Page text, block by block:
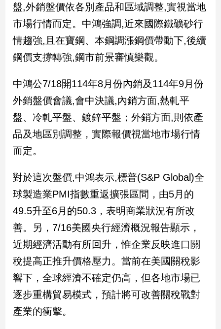
政
焦
點
品
觀
民
國
會
焦
點
觀
點
兩
國
際
社
會/
地
冠
盤,外銷盤價依各別產品和區域調整,實視當地
市場行情而定。中鴻強調,近來國際鐵礦砂行
情趨強,且在寶鋼、本鋼調漲鋼價帶動下,後續
鋼價支撐轉強,鋼市前景審慎樂觀。
中鴻公7/18開114年8月份內銷及114年9月份
外銷盤價會議,會中決議,內銷方面,熱軋平
盤、冷軋平盤、鍍鋅平盤；外銷方面,則依產
品及地區別調整，實際報價視當地市場行情
而定。
對於這次盤價,中鴻表示,標普(S&P Global)全
球製造業PMI指數重返擴張區間，由5月的
49.5升至6月的50.3，表明商業狀況有所改
善。另，7/16美國央行經濟概況報告顯示，
近期經濟活動有所回升，惟企業反映進口關
稅提高正推升價格壓力。當前在美國關稅影
響下，全球經濟不確定仍高，但各地市場已
逐步重構貿易模式，預計將可改善關稅戰對
產業的衝擊。